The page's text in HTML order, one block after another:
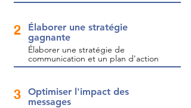
2
Élaborer une stratégie
gagnante
Élaborer une stratégie de
communication et un plan d'action
3
Optimiser l'impact des
messages